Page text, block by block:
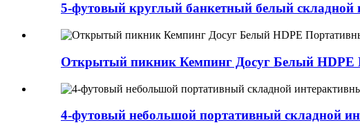
5-футовый круглый банкетный белый складной
Открытый пикник Кемпинг Досуг Белый HDPE
4-футовый небольшой портативный складной